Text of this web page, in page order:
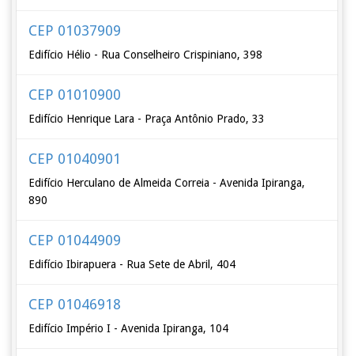
CEP 01037909
Edifício Hélio - Rua Conselheiro Crispiniano, 398
CEP 01010900
Edifício Henrique Lara - Praça Antônio Prado, 33
CEP 01040901
Edifício Herculano de Almeida Correia - Avenida Ipiranga,
890
CEP 01044909
Edifício Ibirapuera - Rua Sete de Abril, 404
CEP 01046918
Edifício Império I - Avenida Ipiranga, 104